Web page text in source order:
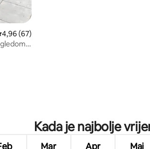
ocjena: 4,96 od 5, recenzija: 67
4,96 (67)
Kada je najbolje
Mar Apr Maj